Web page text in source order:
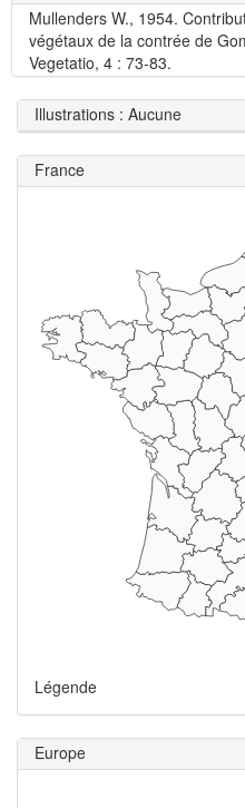
Mullenders W., 1954.
végétaux de la contrée de
Vegetatio, 4 : 73-83.
Illustrations : Aucune
France
Légende
Europe